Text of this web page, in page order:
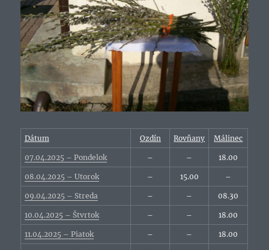
Dátum Ozdín Rovňany Málinec
07.04.2025 – Pondelok – – 18.00
08.04.2025 – Utorok – 15.00 –
09.04.2025 – Streda – – 08.30
10.04.2025 – Štvrtok – – 18.00
11.04.2025 – Piatok – – 18.00